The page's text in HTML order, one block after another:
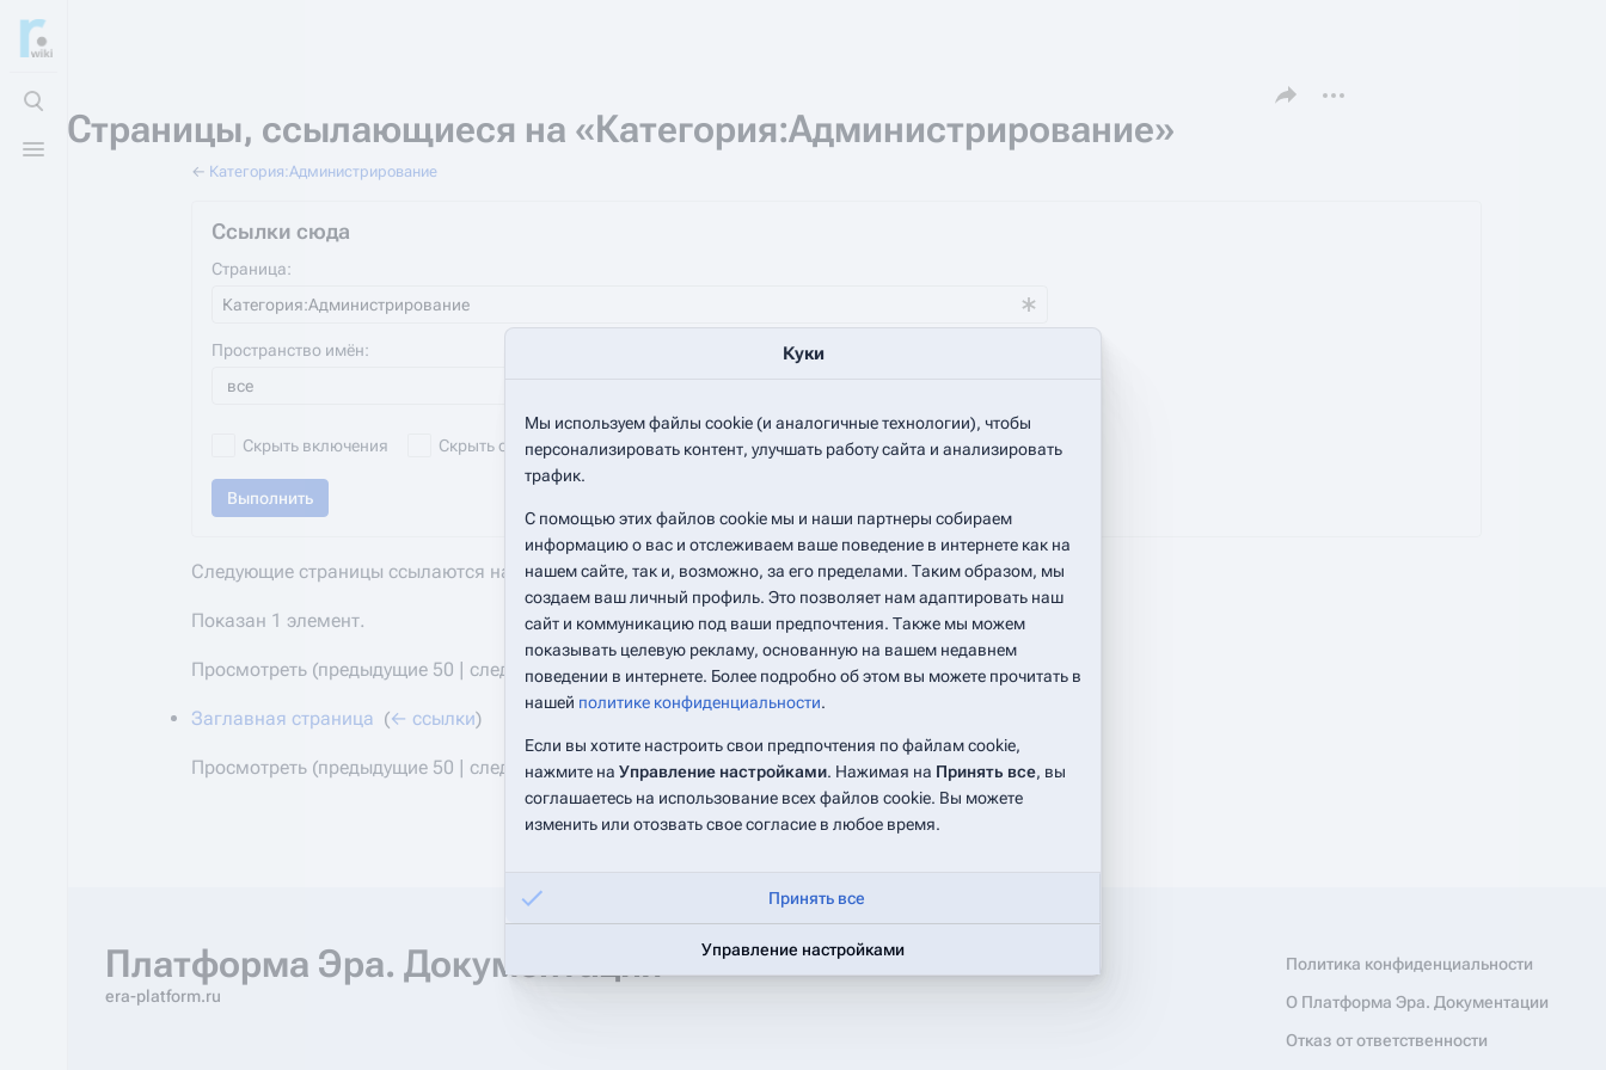
Открыть поиск
Открыть меню
Страницы, ссылающиеся на «Категория:Администрирование»
Поделиться этой страницей
← Категория:Администрирование
Ссылки сюда
Страница:
Пространство имён:
все
Скрыть включения Скрыть ссылки Скрыть перенаправления
Выполнить
Следующие страницы ссылаются на Категория:Администрирование:
Показан 1 элемент.
Просмотреть (предыдущие 50 | следующие 50) ( 20|50|100|250|500)
Заглавная страница (← ссылки)
Просмотреть (предыдущие 50 | следующие 50 ) (20|50|100 |250|500)
Платформа Эра. Документация
era-platform.ru
Политика конфиденциальности
О Платформа Эра. Документации
Отказ от ответственности
Куки
Мы используем файлы cookie (и аналогичные технологии), чтобы
персонализировать контент, улучшать работу сайта и анализировать
трафик.
С помощью этих файлов cookie мы и наши партнеры собираем
информацию о вас и отслеживаем ваше поведение в интернете как на
нашем сайте, так и, возможно, за его пределами. Таким образом, мы
создаем ваш личный профиль. Это позволяет нам адаптировать наш
сайт и коммуникацию под ваши предпочтения. Также мы можем
показывать целевую рекламу, основанную на вашем недавнем
поведении в интернете. Более подробно об этом вы можете прочитать в
нашей политике конфиденциальности.
Если вы хотите настроить свои предпочтения по файлам cookie,
нажмите на Управление настройками. Нажимая на Принять все, вы
соглашаетесь на использование всех файлов cookie. Вы можете
изменить или отозвать свое согласие в любое время.
Принять все
Управление настройками